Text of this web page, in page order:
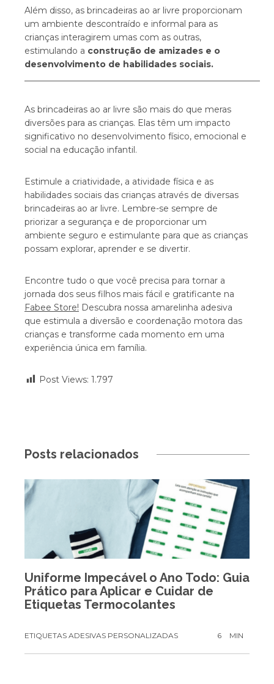
Além disso, as brincadeiras ao ar livre proporcionam
um ambiente descontraído e informal para as
crianças interagirem umas com as outras,
estimulando a construção de amizades e o
desenvolvimento de habilidades sociais.
As brincadeiras ao ar livre são mais do que meras
diversões para as crianças. Elas têm um impacto
significativo no desenvolvimento físico, emocional e
social na educação infantil.
Estimule a criatividade, a atividade física e as
habilidades sociais das crianças através de diversas
brincadeiras ao ar livre. Lembre-se sempre de
priorizar a segurança e de proporcionar um
ambiente seguro e estimulante para que as crianças
possam explorar, aprender e se divertir.
Encontre tudo o que você precisa para tornar a
jornada dos seus filhos mais fácil e gratificante na
Fabee Store! Descubra nossa amarelinha adesiva
que estimula a diversão e coordenação motora das
crianças e transforme cada momento em uma
experiência única em família.
Post Views: 1.797
Posts relacionados
Uniforme Impecável o Ano Todo: Guia
Prático para Aplicar e Cuidar de
Etiquetas Termocolantes
ETIQUETAS ADESIVAS PERSONALIZADAS 6 MIN